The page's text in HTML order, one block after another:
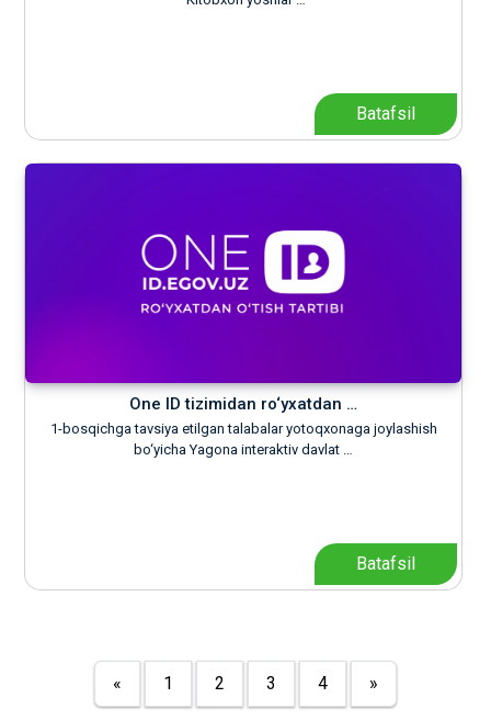
Batafsil
One ID tizimidan ro‘yxatdan …
1-bosqichga tavsiya etilgan talabalar yotoqxonaga joylashish
bo‘yicha Yagona interaktiv davlat …
Batafsil
« 1 2 3 4 »